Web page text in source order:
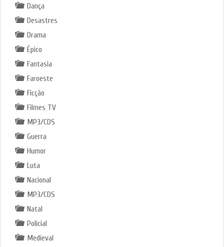
Dança
Desastres
Drama
Épico
Fantasia
Faroeste
Ficção
Filmes TV
MP3/CDS
Guerra
Humor
Luta
Nacional
MP3/CDS
Natal
Policial
Medieval